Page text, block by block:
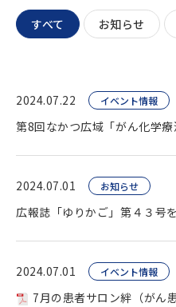
すべて お知らせ
2024.07.22 イベント情報
第8回なかつ広域「がん化学療
2024.07.01 お知らせ
広報誌「ゆりかご」第４３号
2024.07.01 イベント情報
7月の患者サロン絆（がん患者さ